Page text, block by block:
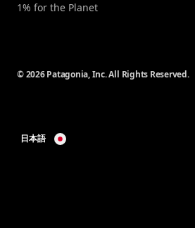
1% for the Planet
© 2026 Patagonia, Inc. All Rights Reserved.
日本語